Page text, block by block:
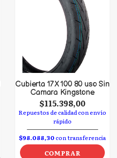
Cubierta 17 X 100 80 uso Sin
Camara Kingstone
$115.398,00
Repuestos de calidad con envío
rápido
$98.088,30con transferencia
COMPRAR